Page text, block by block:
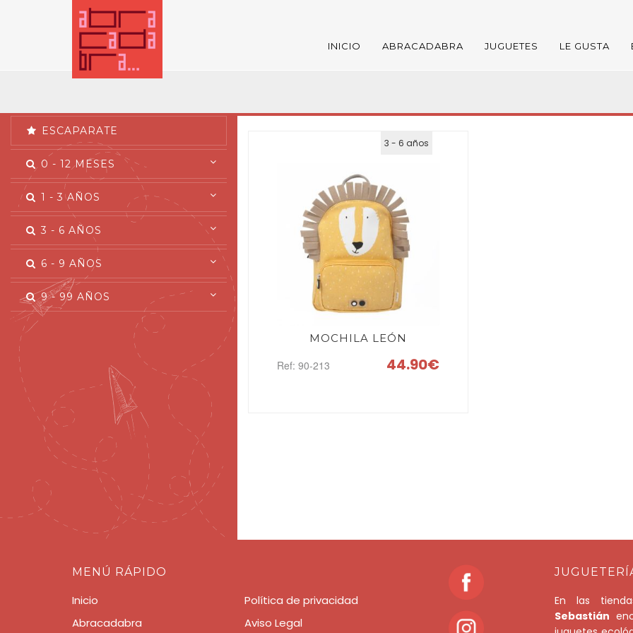
INICIO ABRACADABRA JUGUETES LE GUSTA
ESCAPARATE
0 - 12 MESES
1 - 3 AÑOS
3 - 6 AÑOS
6 - 9 AÑOS
9 - 99 AÑOS
3 - 6 años
MOCHILA LEÓN
Ref: 90-213 44.90€
MENÚ RÁPIDO
Inicio
Abracadabra
Política de privacidad
Aviso Legal
En las
Sebastián